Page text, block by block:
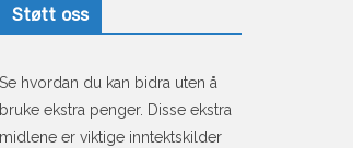
Støtt oss
Se hvordan du kan bidra uten å
bruke ekstra penger. Disse ekstra
midlene er viktige inntektskilder